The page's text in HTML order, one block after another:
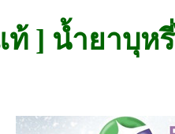
ท้ ] น้ำยาบุห